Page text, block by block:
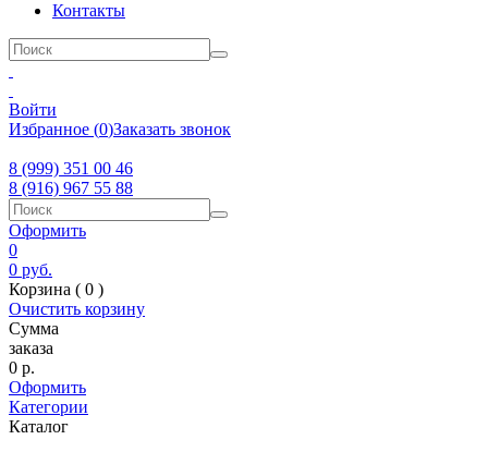
Контакты
Войти
Избранное (0)Заказать звонок
8 (999) 351 00 46
8 (916) 967 55 88
Оформить
0
0 руб.
Корзина ( 0 )
Очистить корзину
Сумма
заказа
0 р.
Оформить
Категории
Каталог